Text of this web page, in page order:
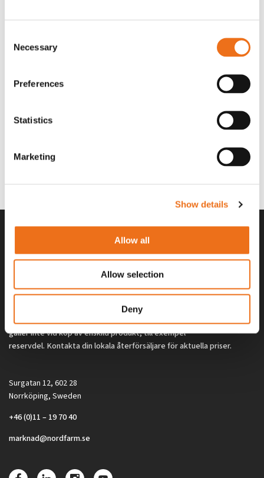
Selection
Necessary
Preferences
Statistics
Marketing
Show details
Allow all
Allow selection
Deny
Lägg till i varukorg
Rotor teeth 8t/6k 0Gr/8 R6/14
Alla priser på tillbehör och tillval gäller vid köp av ny maskin. Priserna
gäller inte vid köp av enskild produkt, till exempel
reservdel. Kontakta din lokala återförsäljare för aktuella priser.
Surgatan 12, 602 28
Norrköping, Sweden
+46 (0)11 – 19 70 40
marknad@nordfarm.se